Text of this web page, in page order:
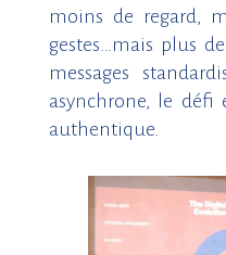
moins de regard,
gestes…mais plus
messages
asynchrone, le défi
authentique.